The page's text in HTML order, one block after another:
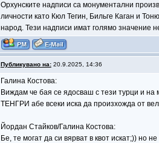
Орхунските надписи са монументални
личности като Кюл Тегин, Бильге Каган и
народ. Тези надписи имат голямо значение
Публикувано на:20.9.2025, 14:36
Галина Костова:
Виждам че бая се ядосваш с тези турци и
ТЕНГРИ абе всеки иска да произхожда от
Йордан Стайков/Галина Костова:
Бе, те могат да си вярват в квот искат;)) но